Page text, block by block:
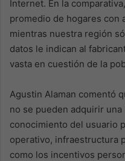
Internet. En la
promedio de hogares con
mientras nuestra región
datos le indican al
vasta en cuestión de la
Agustin Alaman comentó
no se pueden adquirir una
conocimiento del usuario
operativo, infraestructura
como los incentivos